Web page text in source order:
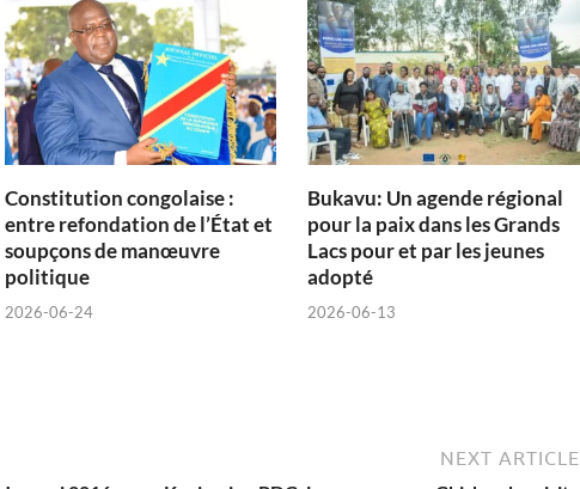
Constitution congolaise :
entre refondation de l’État et
soupçons de manœuvre
politique
2026-06-24
Bukavu: Un agende régional
pour la paix dans les Grands
Lacs pour et par les jeunes
adopté
2026-06-13
NEXT ARTICLE